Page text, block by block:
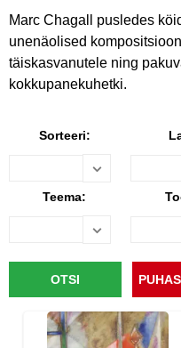
Marc Chagall pusledes
unenäolised
täiskasvanutele ning
kokkupanekuhetki.
Sorteeri:
Teema: